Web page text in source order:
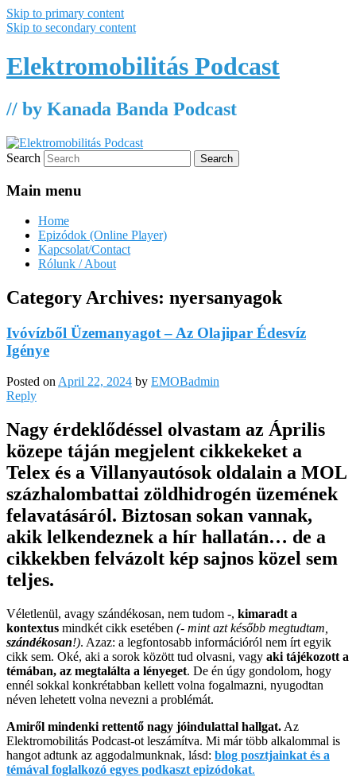
Skip to primary content
Skip to secondary content
Elektromobilitás Podcast
// by Kanada Banda Podcast
Search
Main menu
Home
Epizódok (Online Player)
Kapcsolat/Contact
Rólunk / About
Category Archives: nyersanyagok
Ivóvízből Üzemanyagot – Az Olajipar Édesvíz
Igénye
Posted on April 22, 2024 by EMOBadmin
Reply
Nagy érdeklődéssel olvastam az Április
közepe táján megjelent cikkekeket a
Telex és a Villanyautósok oldalain a MOL
százhalombattai zöldhidrogén üzemének
felavatásáról. Biztosan sokan vannak,
akik lelkendeznek a hír hallatán… de a
cikkekben felvázolt kép sajnos közel sem
teljes.
Véletlenül, avagy szándékosan, nem tudom -, kimaradt a
kontextus mindkét cikk esetében (- mint azt később megtudtam,
szándékosan!). Azaz: a legfontosabb információról nem írt egyik
cikk sem. Oké, aki a sorok között tud olvasni, vagy aki tájékozott a
témában, az megtalálta a lényeget. De én úgy gondolom, hogy
ennél sokkal konkrétabban kellett volna fogalmazni, nyugodtan
néven lehetett volna nevezni a problémát.
Amiről mindenki rettentő nagy jóindulattal hallgat. Az
Elektromobilitás Podcast-ot leszámítva. Mi már több alkalommal is
hangot adtunk az aggodalmunknak, lásd: blog posztjainkat és a
témával foglalkozó egyes podkaszt epizódokat.